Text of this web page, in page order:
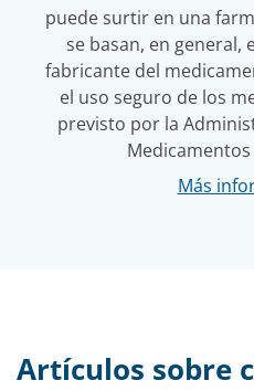
puede surtir en una
se basan, en general,
fabricante del
el uso seguro de los
previsto por la
Medicamentos
Más
Artículos sobre